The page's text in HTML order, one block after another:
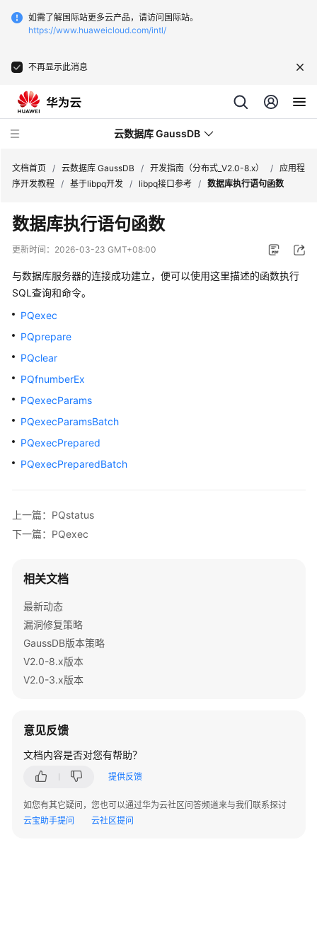
如需了解国际站更多云产品，请访问国际站。
https://www.huaweicloud.com/intl/
不再显示此消息
云数据库 GaussDB
最
新
动
服
公
告
品
介
绍
计
费
快
门
用
户
指
南
南
发
指
南
文档首页 / 云数据库 GaussDB / 开发指南（分布式_V2.0-8.x） / 应用程
序开发教程 / 基于libpq开发 / libpq接口参考 / 数据库执行语句函数
数据库执行语句函数
更新时间： 2026-03-23 GMT+08:00
与数据库服务器的连接成功建立，便可以使用这里描述的函数执行
SQL查询和命令。
PQexec
PQprepare
PQclear
PQfnumberEx
PQexecParams
PQexecParamsBatch
PQexecPrepared
PQexecPreparedBatch
上一篇：PQstatus
下一篇：PQexec
相关文档
最新动态
漏洞修复策略
GaussDB版本策略
V2.0-8.x版本
V2.0-3.x版本
意见反馈
文档内容是否对您有帮助？
提供反馈
如您有其它疑问，您也可以通过华为云社区问答频道来与我们联系探讨
云宝助手提问
云社区提问